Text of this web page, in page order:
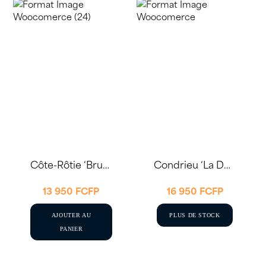
Côte-Rôtie ‘Brune & Blonde’ 2021 75cl – E .GUIGAL
13 950 FCFP
AJOUTER AU
PANIER
Condrieu ‘La Doriane’ 2021 – Domaine Guigal – 75cl
16 950 FCFP
PLUS DE STOCK